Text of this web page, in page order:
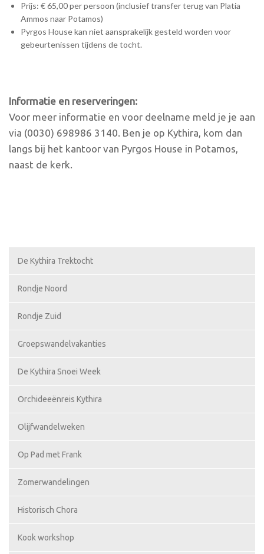
Prijs: € 65,00 per persoon (inclusief transfer terug van Platia
Ammos naar Potamos)
Pyrgos House kan niet aansprakelijk gesteld worden voor
gebeurtenissen tijdens de tocht.
Informatie en reserveringen:
Voor meer informatie en voor deelname meld je je aan
via (0030) 698986 3140. Ben je op Kythira, kom dan
langs bij het kantoor van Pyrgos House in Potamos,
naast de kerk.
De Kythira Trektocht
Rondje Noord
Rondje Zuid
Groepswandelvakanties
De Kythira Snoei Week
Orchideeënreis Kythira
Olijfwandelweken
Op Pad met Frank
Zomerwandelingen
Historisch Chora
Kook workshop